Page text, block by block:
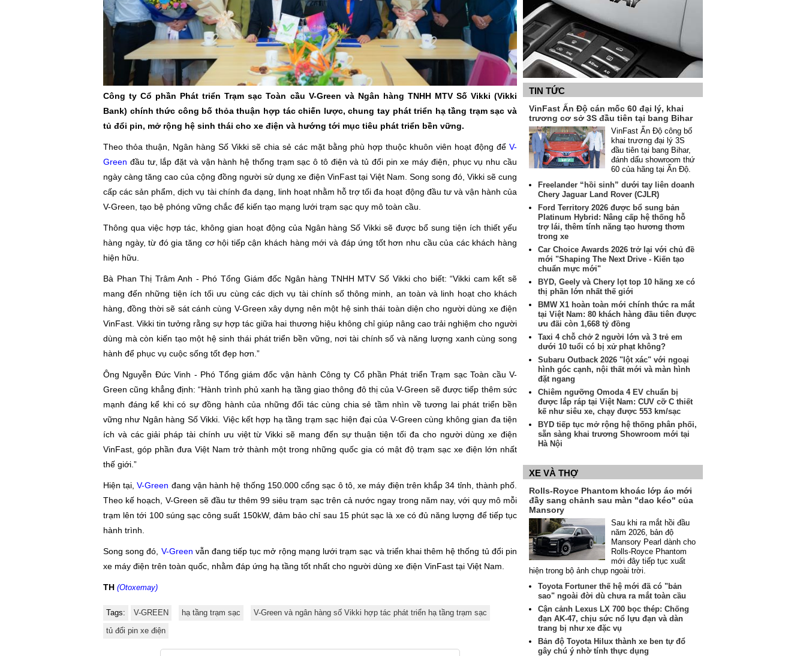
Công ty Cổ phần Phát triển Trạm sạc Toàn cầu V-Green và Ngân hàng TNHH MTV Số Vikki (Vikki
Bank) chính thức công bố thỏa thuận hợp tác chiến lược, chung tay phát triển hạ tầng trạm sạc và
tủ đổi pin, mở rộng hệ sinh thái cho xe điện và hướng tới mục tiêu phát triển bền vững.
Theo thỏa thuận, Ngân hàng Số Vikki sẽ chia sẻ các mặt bằng phù hợp thuộc khuôn viên hoạt động để V-
Green đầu tư, lắp đặt và vận hành hệ thống trạm sạc ô tô điện và tủ đổi pin xe máy điện, phục vụ nhu cầu
ngày càng tăng cao của cộng đồng người sử dụng xe điện VinFast tại Việt Nam. Song song đó, Vikki sẽ cung
cấp các sản phẩm, dịch vụ tài chính đa dạng, linh hoạt nhằm hỗ trợ tối đa hoạt động đầu tư và vận hành của
V-Green, tạo bệ phóng vững chắc để kiến tạo mạng lưới trạm sạc quy mô toàn cầu.
Thông qua việc hợp tác, không gian hoạt động của Ngân hàng Số Vikki sẽ được bổ sung tiện ích thiết yếu
hàng ngày, từ đó gia tăng cơ hội tiếp cận khách hàng mới và đáp ứng tốt hơn nhu cầu của các khách hàng
hiện hữu.
Bà Phan Thị Trâm Anh - Phó Tổng Giám đốc Ngân hàng TNHH MTV Số Vikki cho biết: “Vikki cam kết sẽ
mang đến những tiện ích tối ưu cùng các dịch vụ tài chính số thông minh, an toàn và linh hoạt cho khách
hàng, đồng thời sẽ sát cánh cùng V-Green xây dựng nên một hệ sinh thái toàn diện cho người dùng xe điện
VinFast. Vikki tin tưởng rằng sự hợp tác giữa hai thương hiệu không chỉ giúp nâng cao trải nghiệm cho người
dùng mà còn kiến tạo một hệ sinh thái phát triển bền vững, nơi tài chính số và năng lượng xanh cùng song
hành để phục vụ cuộc sống tốt đẹp hơn.”
Ông Nguyễn Đức Vinh - Phó Tổng giám đốc vận hành Công ty Cổ phần Phát triển Trạm sạc Toàn cầu V-
Green cũng khẳng định: “Hành trình phủ xanh hạ tầng giao thông đô thị của V-Green sẽ được tiếp thêm sức
mạnh đáng kể khi có sự đồng hành của những đối tác cùng chia sẻ tầm nhìn về tương lai phát triển bền
vững như Ngân hàng Số Vikki. Việc kết hợp hạ tầng trạm sạc hiện đại của V-Green cùng không gian đa tiện
ích và các giải pháp tài chính ưu việt từ Vikki sẽ mang đến sự thuận tiện tối đa cho người dùng xe điện
VinFast, góp phần đưa Việt Nam trở thành một trong những quốc gia có mật độ trạm sạc xe điện lớn nhất
thế giới.”
Hiện tại,V-Green đang vận hành hệ thống 150.000 cổng sạc ô tô, xe máy điện trên khắp 34 tỉnh, thành phố.
Theo kế hoạch, V-Green sẽ đầu tư thêm 99 siêu trạm sạc trên cả nước ngay trong năm nay, với quy mô mỗi
trạm lên tới 100 súng sạc công suất 150kW, đảm bảo chỉ sau 15 phút sạc là xe có đủ năng lượng để tiếp tục
hành trình.
Song song đó, V-Green vẫn đang tiếp tục mở rộng mạng lưới trạm sạc và triển khai thêm hệ thống tủ đổi pin
xe máy điện trên toàn quốc, nhằm đáp ứng hạ tầng tốt nhất cho người dùng xe điện VinFast tại Việt Nam.
TH (Otoxemay)
Tags: V-GREEN hạ tầng trạm sạc
V-Green và ngân hàng số Vikki hợp tác phát triển hạ tầng trạm sạc
tủ đổi pin xe điện
TIN TỨC
VinFast Ấn Độ cán mốc 60 đại lý, khai
trương cơ sở 3S đầu tiên tại bang Bihar
VinFast Ấn Độ công bố
khai trương đại lý 3S
đầu tiên tại bang Bihar,
đánh dấu showroom thứ
60 của hãng tại Ấn Độ.
Freelander “hồi sinh” dưới tay liên doanh
Chery Jaguar Land Rover (CJLR)
Ford Territory 2026 được bổ sung bản
Platinum Hybrid: Nâng cấp hệ thống hỗ
trợ lái, thêm tính năng tạo hương thơm
trong xe
Car Choice Awards 2026 trở lại với chủ đề
mới "Shaping The Next Drive - Kiến tạo
chuẩn mực mới"
BYD, Geely và Chery lọt top 10 hãng xe có
thị phần lớn nhất thế giới
BMW X1 hoàn toàn mới chính thức ra mắt
tại Việt Nam: 80 khách hàng đầu tiên được
ưu đãi còn 1,668 tỷ đồng
Taxi 4 chỗ chở 2 người lớn và 3 trẻ em
dưới 10 tuổi có bị xử phạt không?
Subaru Outback 2026 "lột xác" với ngoại
hình góc cạnh, nội thất mới và màn hình
đặt ngang
Chiêm ngưỡng Omoda 4 EV chuẩn bị
được lắp ráp tại Việt Nam: CUV cỡ C thiết
kế như siêu xe, chạy được 553 km/sạc
BYD tiếp tục mở rộng hệ thống phân phối,
sẵn sàng khai trương Showroom mới tại
Hà Nội
XE VÀ THỢ
Rolls-Royce Phantom khoác lớp áo mới
đầy sang chảnh sau màn "dao kéo" của
Mansory
Sau khi ra mắt hồi đầu
năm 2026, bản độ
Mansory Pearl dành cho
Rolls-Royce Phantom
mới đây tiếp tục xuất
hiện trong bộ ảnh chụp ngoài trời.
Toyota Fortuner thế hệ mới đã có "bản
sao" ngoài đời dù chưa ra mắt toàn cầu
Cận cảnh Lexus LX 700 bọc thép: Chống
đạn AK-47, chịu sức nổ lựu đạn và dàn
trang bị như xe đặc vụ
Bản độ Toyota Hilux thành xe ben tự đổ
gây chú ý nhờ tính thực dụng